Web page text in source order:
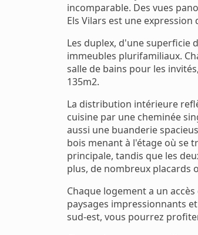
incomparable. Des vues
Els Vilars est une
Les duplex, d'une superficie
immeubles plurifamiliaux.
salle de bains pour les
135m2.
La distribution intérieure
cuisine par une cheminée
aussi une buanderie
bois menant à l'étage où se
principale, tandis que les
plus, de nombreux placards
Chaque logement a un
paysages impressionnants
sud-est, vous pourrez